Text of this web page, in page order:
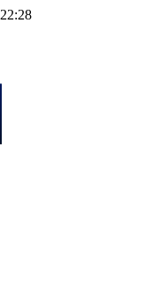
22:28